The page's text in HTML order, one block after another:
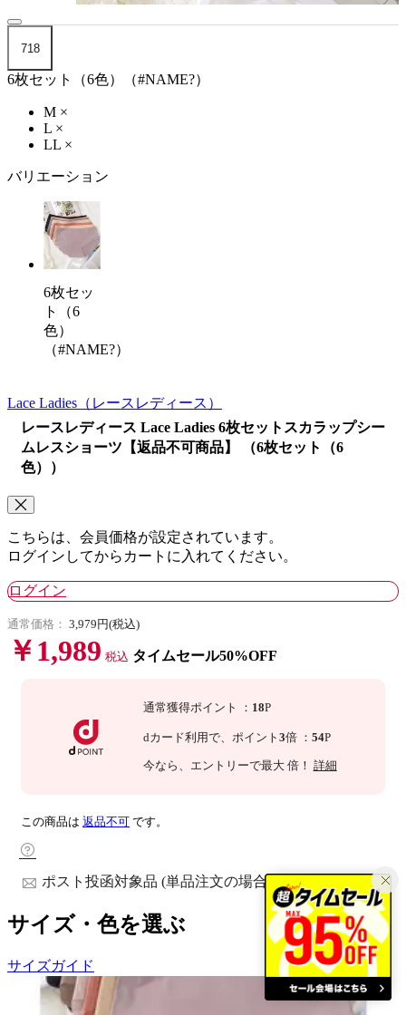
718
6枚セット（6色）（#NAME?）
M ×
L ×
LL ×
バリエーション
6枚セッ
ト（6
色）
（#NAME?）
Lace Ladies （レースレディース）
レースレディース Lace Ladies 6枚セットスカラップシー
ムレスショーツ【返品不可商品】 （6枚セット（6
色））
こちらは、会員価格が設定されています。
ログインしてからカートに入れてください。
ログイン
通常価格： 3,979円(税込)
￥1,989 税込 タイムセール50%OFF
通常獲得ポイント ： 18P
dカード利用で、 ポイント 3倍 ： 54P
今なら 、エントリーで最大 倍！ 詳細
この商品は 返品不可 です。
ポスト投函対象品 (単品注文の場合)
サイズ・色を選ぶ
サイズガイド